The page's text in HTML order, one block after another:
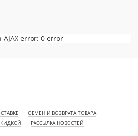
error: 0 error
ОБМЕН И ВОЗВРАТА ТОВАРА
РАССЫЛКА НОВОСТЕЙ